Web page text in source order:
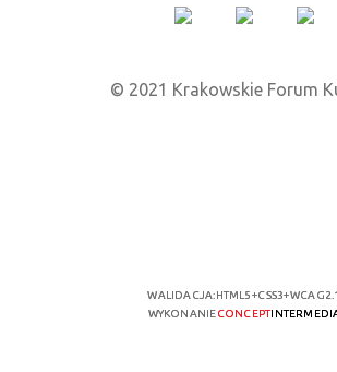
© 2021 Krakowskie Forum
WALIDACJA: HTML5+CSS3+WCAG 2.1
WYKONANIECONCEPT